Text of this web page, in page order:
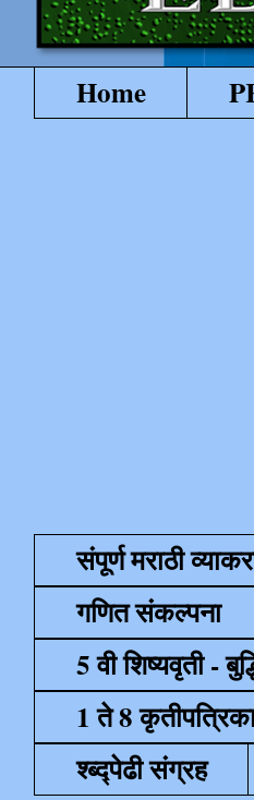
Home
संपूर्ण मराठी
गणित संकल्पना
5 वी शिष्यवृती -
1 ते 8
श्ब्द्पेढी संग्रह